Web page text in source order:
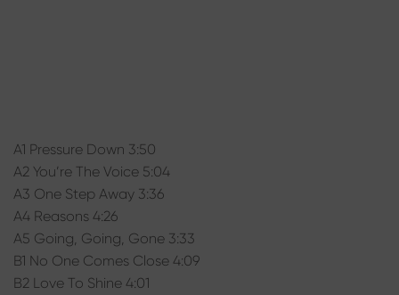
A1 Pressure Down 3:50
A2 You’re The Voice 5:04
A3 One Step Away 3:36
A4 Reasons 4:26
A5 Going, Going, Gone 3:33
B1 No One Comes Close 4:09
B2 Love To Shine 4:01